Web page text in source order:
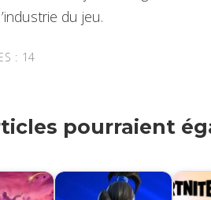
du jeu.
: 14
pourraient